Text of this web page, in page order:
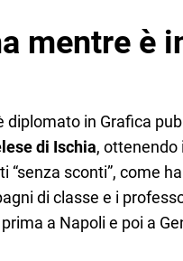
mentre è
diplomato in Grafica
di Ischia, ottenendo
sconti”, come
di classe e i
a Napoli e poi a